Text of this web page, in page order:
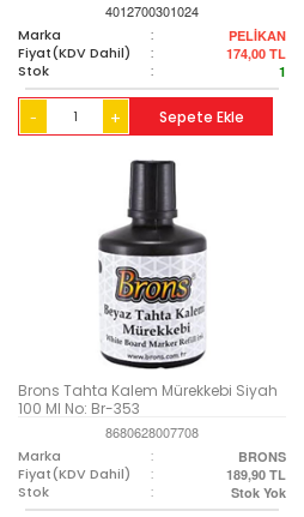
4012700301024
Marka
: PELİKAN
Fiyat(KDV Dahil) : 174,00 TL
Stok : 1
- + Sepete Ekle
Brons Tahta Kalem Mürekkebi Siyah
100 Ml No: Br-353
8680628007708
Marka
: BRONS
Fiyat(KDV Dahil) : 189,90 TL
Stok : Stok Yok